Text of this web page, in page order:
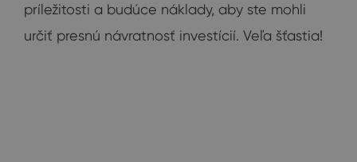
príležitosti a budúce náklady, aby ste mohli
určiť presnú návratnosť investícií. Veľa šťastia!